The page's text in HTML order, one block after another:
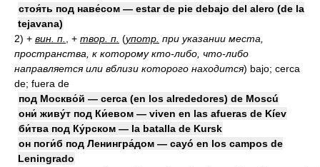
стоя́ть под наве́сом — estar de pie debajo del alero (de la
tejavana)
2) + вин. п. , + твор. п. (употр. при указании места,
пространства, к которому кто-либо, что-либо
направляется или вблизи которого находится) bajo; cerca
de; fuera de
под Москво́й — cerca (en los alrededores) de Moscú
они́ живу́т под Ки́евом — viven en las afueras de Kíev
би́тва под Ку́рском — la batalla de Kursk
он поги́б под Ленингра́дом — cayó en los campos de
Leningrado